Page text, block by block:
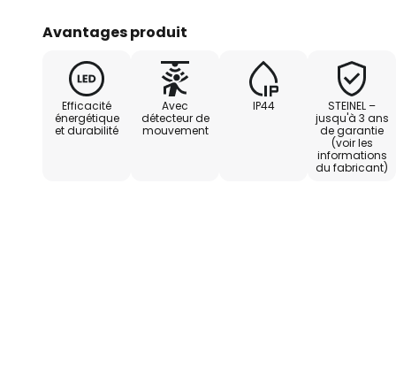
entièrement orientable au
à la verticale.
- Configuration exclusivement
Remote
Caractéristiques techniques du
Avantages produit
Efficacité
énergétique
et durabilité
Avec
détecteur de
mouvement
IP44
STEINEL –
jusqu'à 3 ans
de garantie
(voir les
informations
du fabricant)